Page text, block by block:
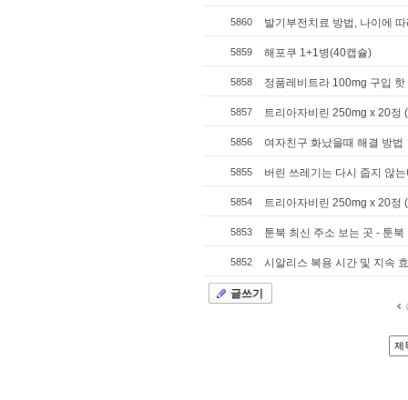
5860 발기부전치료 방법, 나이에
5859 해포쿠 1+1병(40캡슐)
5858 정품레비트라 100mg 구입
5857 트리아자비린 250mg x 20정
5856 여자친구 화났을때 해결 방법
5855 버린 쓰레기는 다시 줍지 않
5854 트리아자비린 250mg x 20정
5853 툰북 최신 주소 보는 곳 - 툰
5852 시알리스 복용 시간 및 지속
글쓰기